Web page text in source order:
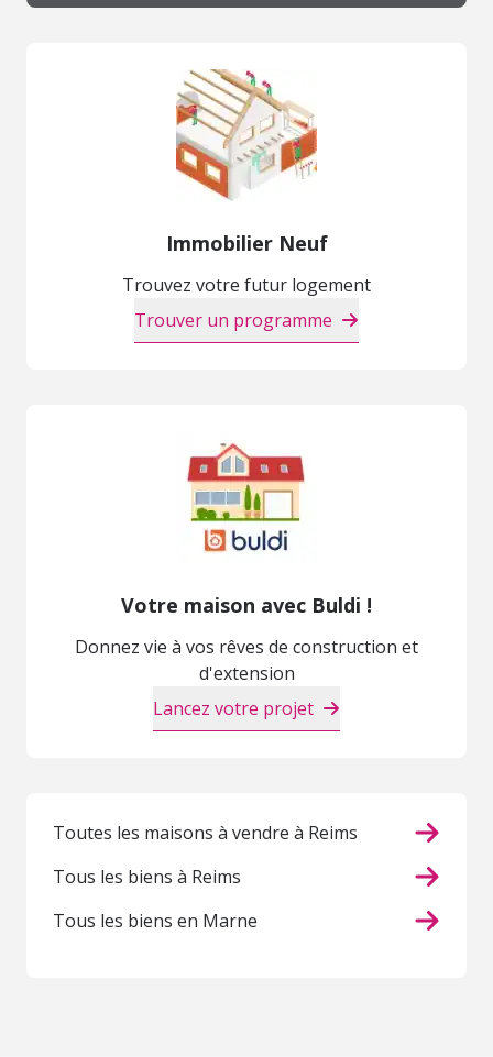
Immobilier Neuf
Trouvez votre futur logement
Trouver un programme
Votre maison avec Buldi !
Donnez vie à vos rêves de construction et
d'extension
Lancez votre projet
Toutes les maisons à vendre à Reims
Tous les biens à Reims
Tous les biens en Marne